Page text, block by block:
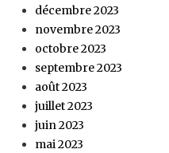
décembre 2023
novembre 2023
octobre 2023
septembre 2023
août 2023
juillet 2023
juin 2023
mai 2023